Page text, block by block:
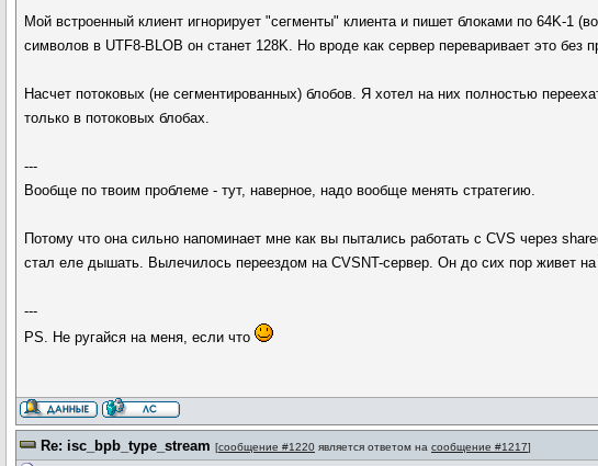
Мой встроенный клиент игнорирует "сегменты" клиента и пишет блоками по 64K-1
символов в UTF8-BLOB он станет 128K. Но вроде как сервер переваривает это
Насчет потоковых (не сегментированных) блобов. Я хотел на них полностью
только в потоковых блобах.
---
Вообще по твоим проблеме - тут, наверное, надо вообще менять стратегию.
Потому что она сильно напоминает мне как вы пытались работать с CVS через
стал еле дышать. Вылечилось переездом на CVSNT-сервер. Он до сих пор живет
---
PS. Не ругайся на меня, если что
Re: isc_bpb_type_stream [сообщение #1220 является ответом на сообщение #1217]